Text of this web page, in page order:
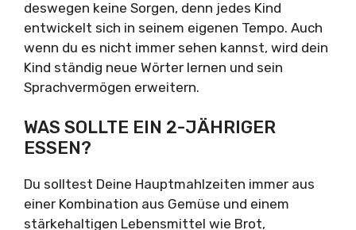
deswegen keine Sorgen, denn jedes Kind
entwickelt sich in seinem eigenen Tempo. Auch
wenn du es nicht immer sehen kannst, wird dein
Kind ständig neue Wörter lernen und sein
Sprachvermögen erweitern.
WAS SOLLTE EIN 2-JÄHRIGER
ESSEN?
Du solltest Deine Hauptmahlzeiten immer aus
einer Kombination aus Gemüse und einem
stärkehaltigen Lebensmittel wie Brot,